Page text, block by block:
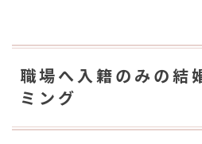
職場へ入籍のみの結
ミング